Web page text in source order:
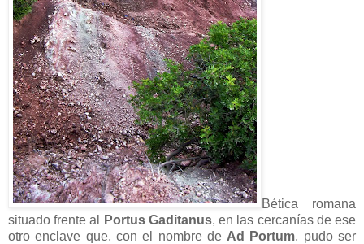
Bética romana
situado frente al
Portus Gaditanus, en las cercanías de ese
otro enclave que, con el nombre de Ad Portum, pudo ser